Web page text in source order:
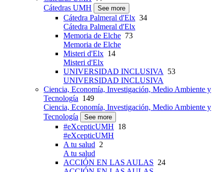
Cátedras UMH
See more
Cátedra Palmeral d'Elx 34
Cátedra Palmeral d'Elx
Memoria de Elche 73
Memoria de Elche
Misteri d'Elx 14
Misteri d'Elx
UNIVERSIDAD INCLUSIVA 53
UNIVERSIDAD INCLUSIVA
Ciencia, Economía, Investigación, Medio Ambiente y
Tecnología 149
Ciencia, Economía, Investigación, Medio Ambiente y
Tecnología
See more
#eXcepticUMH 18
#eXcepticUMH
A tu salud 2
A tu salud
ACCIÓN EN LAS AULAS 24